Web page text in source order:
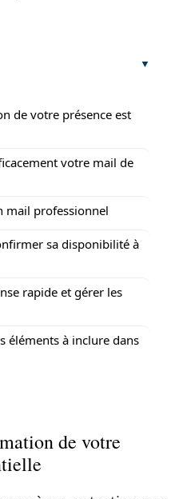
de votre présence est
votre mail de
mail professionnel
sa disponibilité à
rapide et gérer les
éléments à inclure dans
de votre